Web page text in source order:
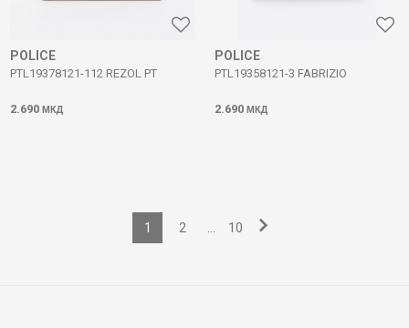
POLICE
PTL19378121-112 REZOL PT
2.690 МКД
POLICE
PTL19358121-3 FABRIZIO
2.690 МКД
1 2 ... 10